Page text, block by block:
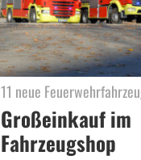
11 neue
Großeinkauf im
Fahrzeugshop